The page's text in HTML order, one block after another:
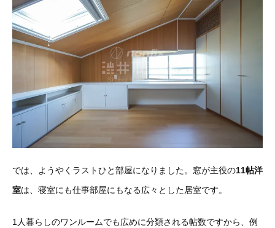
では、ようやくラストひと部屋になりました。窓が主役の11帖洋
室は、寝室にも仕事部屋にもなる広々とした居室です。
1人暮らしのワンルームでも広めに分類される帖数ですから、例